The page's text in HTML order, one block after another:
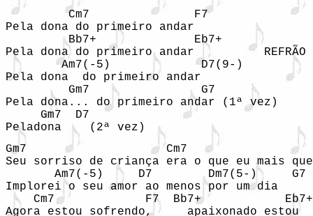
         Cm7               F7
Pela dona do primeiro andar
         Bb7+              Eb7+
Pela dona do primeiro andar          REFRÃO
        Am7(-5)             D7(9-)
Pela dona  do primeiro andar
         Gm7                G7
Pela dona... do primeiro andar (1ª vez)
     Gm7  D7
Peladona    (2ª vez)
Gm7                    Cm7
Seu sorriso de criança era o que eu mais
       Am7(-5)     D7        Dm7(5-)     G7
Implorei o seu amor ao menos por um dia
    Cm7             F7  Bb7+            Eb7+
Agora estou sofrendo,     apaixonado estou